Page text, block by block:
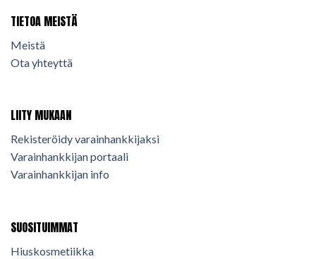
TIETOA MEISTÄ
Meistä
Ota yhteyttä
LIITY MUKAAN
Rekisteröidy varainhankkijaksi
Varainhankkijan portaali
Varainhankkijan info
SUOSITUIMMAT
Hiuskosmetiikka